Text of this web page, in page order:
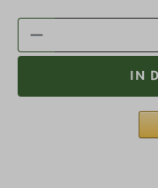
PRODUKT
IN